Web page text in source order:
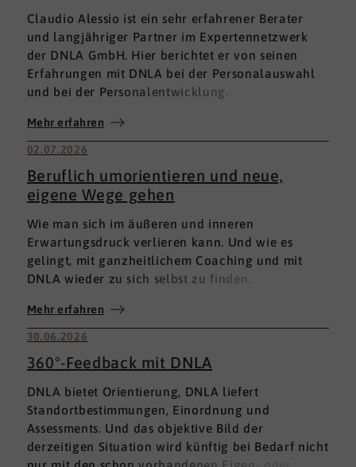
Claudio Alessio ist ein sehr erfahrener Berater
und langjähriger Partner im Expertennetzwerk
der DNLA GmbH. Hier berichtet er von seinen
Erfahrungen mit DNLA bei der Personalauswahl
und bei der Personalentwicklung.
Mehr erfahren
02.07.2026
Beruflich umorientieren und neue,
eigene Wege gehen
Wie man sich im äußeren und inneren
Erwartungsdruck verlieren kann. Und wie es
gelingt, mit ganzheitlichem Coaching und mit
DNLA wieder zu sich selbst zu finden.
Mehr erfahren
30.06.2026
360°-Feedback mit DNLA
DNLA bietet Orientierung, DNLA liefert
Standortbestimmungen, Einordnung und
Assessments. Und das objektive Bild der
derzeitigen Situation wird künftig bei Bedarf nicht